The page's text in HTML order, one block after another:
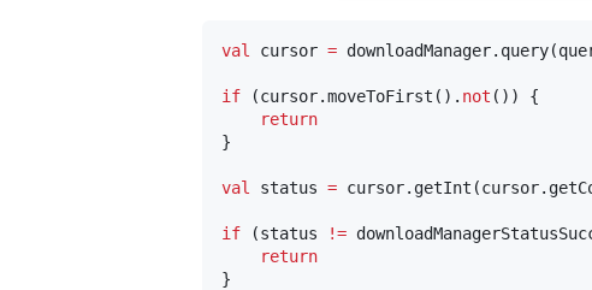
val cursor =
if (cursor.moveToFirst(). not ()) {
return
}
val status =
if (status !=
return
}